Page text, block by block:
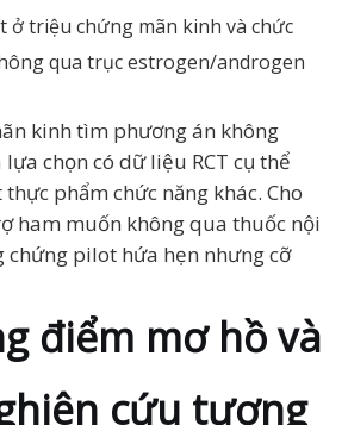
ở triệu chứng mãn kinh và chức
qua trục estrogen/androgen
kinh tìm phương án không
chọn có dữ liệu RCT cụ thể
phẩm chức năng khác. Cho
ham muốn không qua thuốc nội
chứng pilot hứa hẹn nhưng cỡ
điểm mơ hồ và
cứu tương